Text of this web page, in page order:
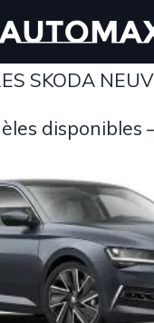
SKODA
disponibles